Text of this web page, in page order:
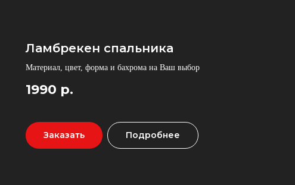
Ламбрекен спальника
Материал, цвет, форма и бахрома на Ваш выбор
1990 р.
Заказать Подробнее
GX